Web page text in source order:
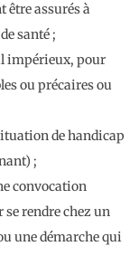
être assurés à
santé ;
impérieux, pour
ou précaires ou
de handicap
;
convocation
rendre chez un
une démarche qui